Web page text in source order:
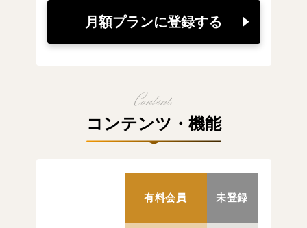
月額プランに登録する
コンテンツ・機能
有料会員 未登録